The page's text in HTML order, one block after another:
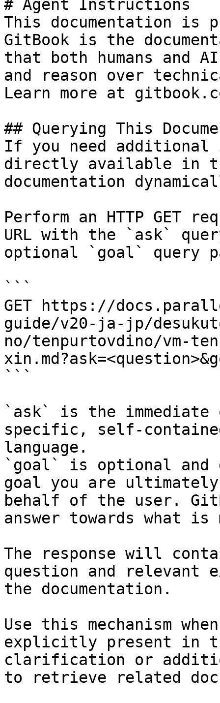
# Agent Instructions
This documentation is
GitBook is the
that both humans and
and reason over
Learn more at
## Querying This
If you need
directly available in
documentation
Perform an HTTP GET
URL with the `ask`
optional `goal` query
```
GET https://
guide/v20-ja-jp/
no/tenpurtovdino/vm-
```
`ask` is the
specific, self-
language.
`goal` is optional and
goal you are
behalf of the user.
answer towards what
The response will
question and relevant
the documentation.
Use this mechanism
explicitly present in
clarification or